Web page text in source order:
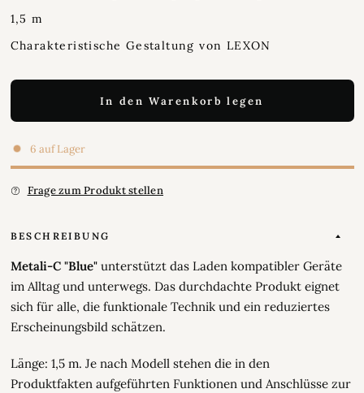
1,5 m
Charakteristische Gestaltung von LEXON
In den Warenkorb legen
6 auf Lager
Frage zum Produkt stellen
BESCHREIBUNG
Metali-C "Blue"unterstützt das Laden kompatibler Geräte
im Alltag und unterwegs. Das durchdachte Produkt eignet
sich für alle, die funktionale Technik und ein reduziertes
Erscheinungsbild schätzen.
Länge: 1,5 m. Je nach Modell stehen die in den
Produktfakten aufgeführten Funktionen und Anschlüsse zur